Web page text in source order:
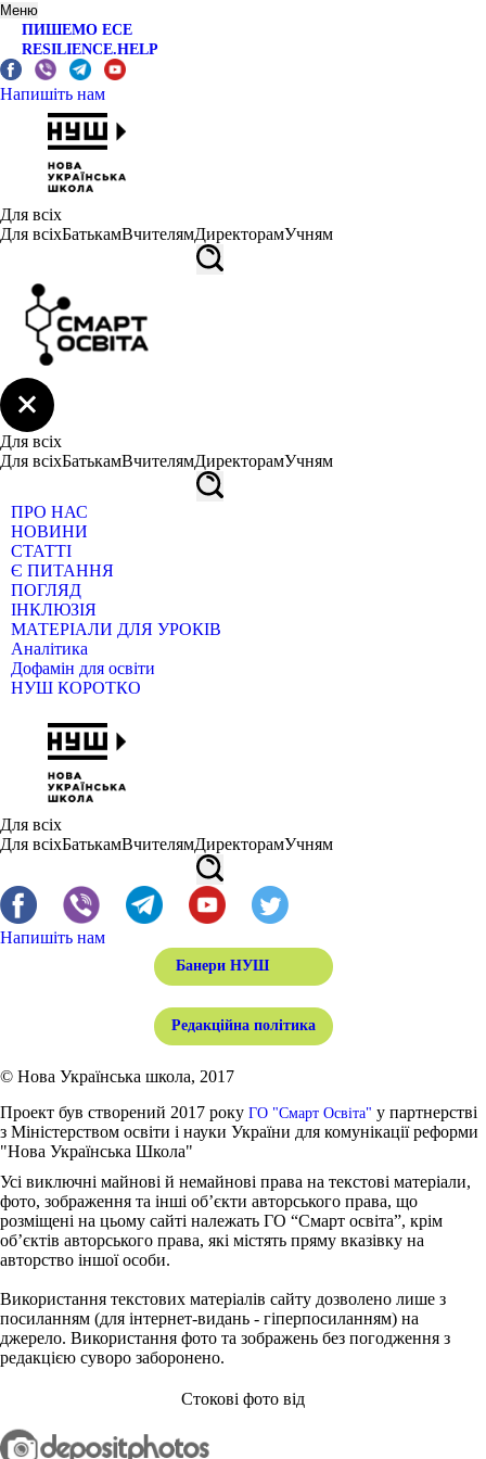
Меню
ПИШЕМО ЕСЕ
RESILIENCE.HELP
Напишіть нам
Для всіх
Для всіхБатькамВчителямДиректорамУчням
Для всіх
Для всіхБатькамВчителямДиректорамУчням
ПРО НАС
НОВИНИ
СТАТТІ
Є ПИТАННЯ
ПОГЛЯД
ІНКЛЮЗІЯ
МАТЕРІАЛИ ДЛЯ УРОКІВ
Аналітика
Дофамін для освіти
НУШ КОРОТКО
Для всіх
Для всіхБатькамВчителямДиректорамУчням
Напишіть нам
Банери НУШ
Редакційна політика
© Нова Українська школа, 2017
Проект був створений 2017 року ГО "Смарт Освіта" у партнерстві
з Міністерством освіти і науки України для комунікації реформи
"Нова Українська Школа"
Усі виключні майнові й немайнові права на текстові матеріали,
фото, зображення та інші об’єкти авторського права, що
розміщені на цьому сайті належать ГО “Смарт освіта”, крім
об’єктів авторського права, які містять пряму вказівку на
авторство іншої особи.
Використання текстових матеріалів сайту дозволено лише з
посиланням (для інтернет-видань - гіперпосиланням) на
джерело. Використання фото та зображень без погодження з
редакцією суворо заборонено.
Стокові фото від